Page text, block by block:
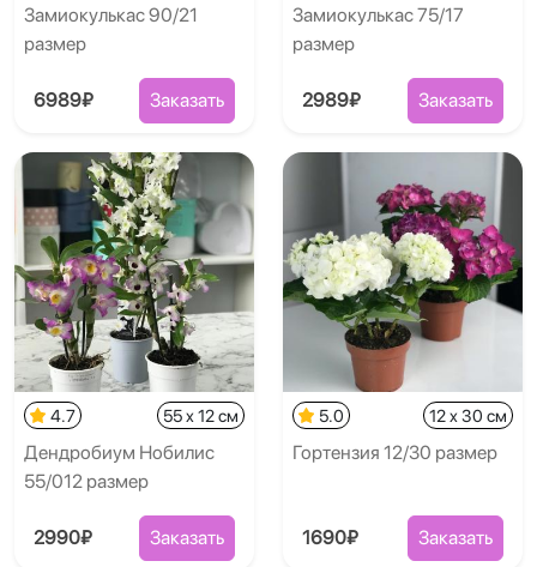
Замиокулькас 90/21
размер
6989₽ Заказать
Замиокулькас 75/17
размер
2989₽ Заказать
4.7 55 x 12 см
Дендробиум Нобилис
55/012 размер
2990₽ Заказать
5.0 12 x 30 см
Гортензия 12/30 размер
1690₽ Заказать